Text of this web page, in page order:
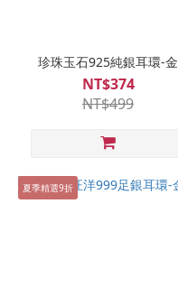
珍珠玉石925純銀耳環-金
NT$374
NT$499
夏季精選9折